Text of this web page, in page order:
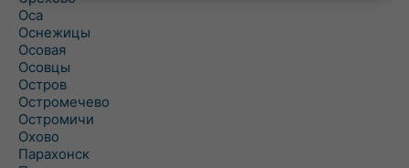
Оса
Оснежицы
Осовая
Осовцы
Остров
Остромечево
Остромичи
Охово
Парахонск